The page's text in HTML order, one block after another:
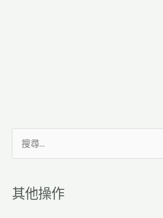
鍵
其他操作